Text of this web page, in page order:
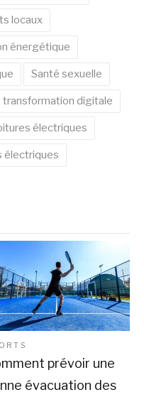
locaux
énergétique
Santé sexuelle
transformation digitale
électriques
électriques
prévoir une
évacuation des